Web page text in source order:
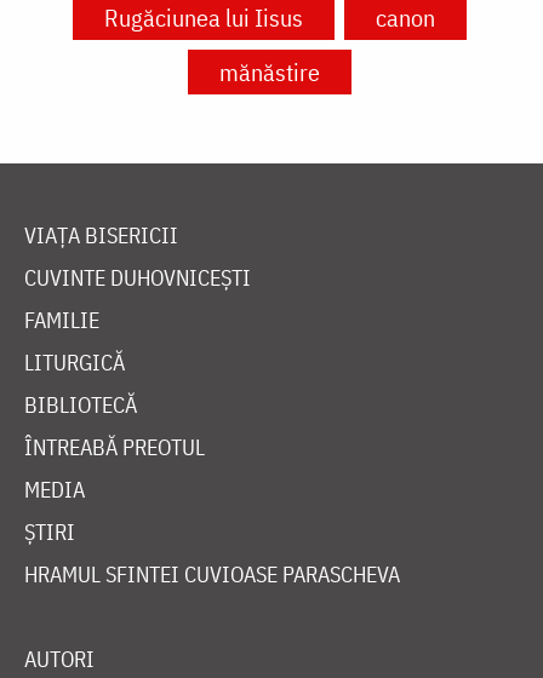
Rugăciunea lui Iisus
canon
mănăstire
VIAȚA BISERICII
CUVINTE DUHOVNICEȘTI
FAMILIE
LITURGICĂ
BIBLIOTECĂ
ÎNTREABĂ PREOTUL
MEDIA
ȘTIRI
HRAMUL SFINTEI CUVIOASE PARASCHEVA
AUTORI